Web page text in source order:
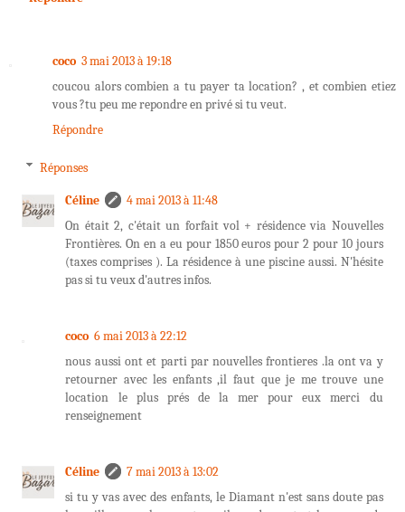
coco 3 mai 2013 à 19:18
coucou alors combien a tu payer ta location? , et combien etiez
vous ?tu peu me repondre en privé si tu veut.
Répondre
Réponses
Céline
4 mai 2013 à 11:48
On était 2, c'était un forfait vol + résidence via Nouvelles
Frontières. On en a eu pour 1850 euros pour 2 pour 10 jours
(taxes comprises ). La résidence à une piscine aussi. N'hésite
pas si tu veux d'autres infos.
coco 6 mai 2013 à 22:12
nous aussi ont et parti par nouvelles frontieres .la ont va y
retourner avec les enfants ,il faut que je me trouve une
location le plus prés de la mer pour eux merci du
renseignement
Céline
7 mai 2013 à 13:02
si tu y vas avec des enfants, le Diamant n'est sans doute pas